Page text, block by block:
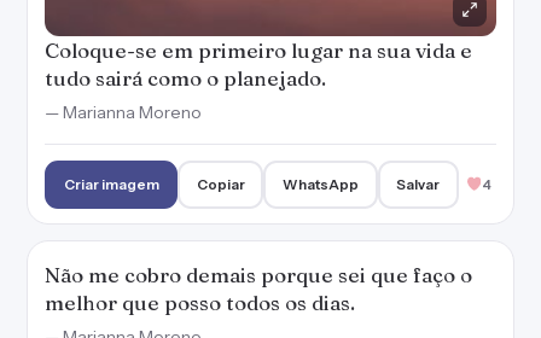
Coloque-se em primeiro lugar na sua vida e
tudo sairá como o planejado.
— Marianna Moreno
Criar imagem Copiar WhatsApp Salvar 4
Não me cobro demais porque sei que faço o
melhor que posso todos os dias.